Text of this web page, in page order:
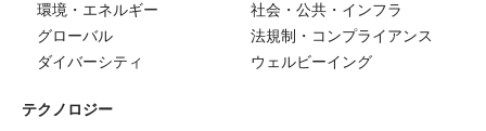
環境・エネルギー
社会・公共・インフラ
グローバル
法規制・コンプライアンス
ダイバーシティ
ウェルビーイング
テクノロジー